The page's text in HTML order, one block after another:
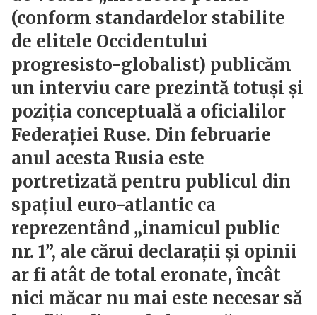
(conform standardelor stabilite
de elitele Occidentului
progresisto-globalist) publicăm
un interviu care prezintă totuși și
poziția conceptuală a oficialilor
Federației Ruse. Din februarie
anul acesta Rusia este
portretizată pentru publicul din
spațiul euro-atlantic ca
reprezentând „inamicul public
nr. 1”, ale cărui declarații și opinii
ar fi atât de total eronate, încât
nici măcar nu mai este necesar să